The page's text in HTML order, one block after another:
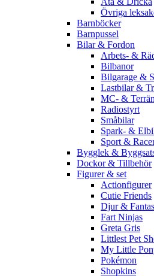
Övriga
Barnböcker
Barnpussel
Bilar & Fordon
Arbets- &
Bilbanor
Bilgarage &
Lastbilar &
MC- &
Radiostyrt
Småbilar
Spark- &
Sport &
Bygglek &
Dockor & Tillbehör
Figurer & set
Actionfigurer
Cutie Friends
Djur &
Fart Ninjas
Greta Gris
Littlest Pet
My Little
Pokémon
Shopkins